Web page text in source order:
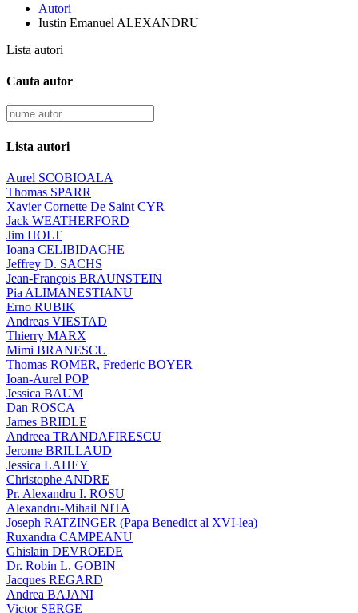
Autori
Iustin Emanuel ALEXANDRU
Lista autori
Cauta autor
Lista autori
Aurel SCOBIOALA
Thomas SPARR
Xavier Cornette De Saint CYR
Jack WEATHERFORD
Jim HOLT
Ioana CELIBIDACHE
Jeffrey D. SACHS
Jean-François BRAUNSTEIN
Pia ALIMANESTIANU
Erno RUBIK
Andreas VIESTAD
Thierry MARX
Mimi BRANESCU
Thomas ROMER, Frederic BOYER
Ioan-Aurel POP
Jessica BAUM
Dan ROSCA
James BRIDLE
Andreea TRANDAFIRESCU
Jerome BRILLAUD
Jessica LAHEY
Christophe ANDRE
Pr. Alexandru I. ROSU
Alexandru-Mihail NITA
Joseph RATZINGER (Papa Benedict al XVI-lea)
Ruxandra CAMPEANU
Ghislain DEVROEDE
Dr. Robin L. GOBIN
Jacques REGARD
Andrea BAJANI
Victor SERGE